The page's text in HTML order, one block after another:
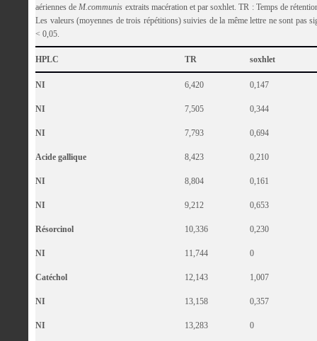
aériennes deM.communis extraits macération et par soxhlet. TR : Temps de
Les valeurs (moyennes de trois répétitions) suivies de la même lettre ne sont pas
< 0,05.
HPLC TR soxhlet
NI 6,420 0,147
NI 7,505 0,344
NI 7,793 0,694
Acide gallique 8,423 0,210
NI 8,804 0,161
NI 9,212 0,653
Résorcinol 10,336 0,230
NI 11,744 0
Catéchol 12,143 1,007
NI 13,158 0,357
NI 13,283 0